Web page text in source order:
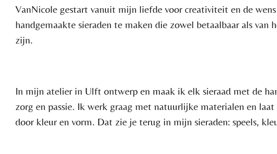
VanNicole gestart vanuit mijn liefde voor creativiteit en de
handgemaakte sieraden te maken die zowel betaalbaar als van
zijn.
In mijn atelier in Ulft ontwerp en maak ik elk sieraad met de
zorg en passie. Ik werk graag met natuurlijke materialen en laat
door kleur en vorm. Dat zie je terug in mijn sieraden: speels,